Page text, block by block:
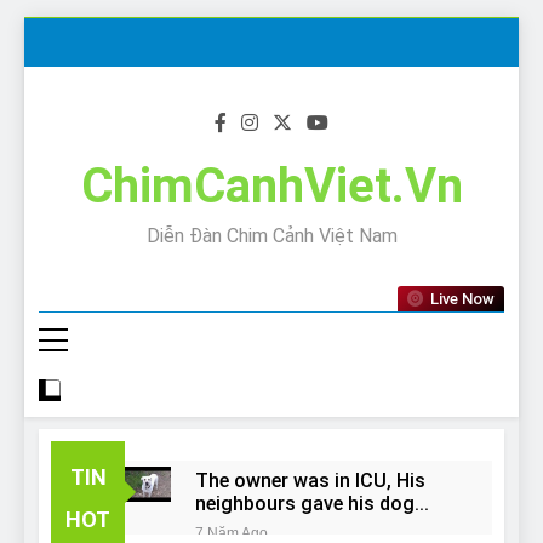
ChimCanhViet.Vn
Diễn Đàn Chim Cảnh Việt Nam
Live Now
TIN
HOT
The owner was in ICU, His
neighbours gave his dog
away!
7 Năm Ago